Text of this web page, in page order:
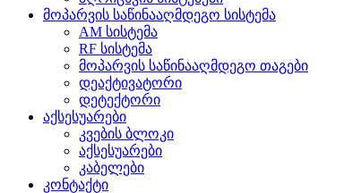
მოპარვის საწინააღმდეგო სისტემა
AM სისტემა
RF სისტემა
მოპარვის საწინააღმდეგო თაგები
დეაქტივატორი
დეტექტორი
აქსესუარები
კვების ბლოკი
აქსესუარები
კაბელები
კონტაქტი